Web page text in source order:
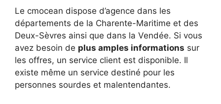
Le cmocean dispose d’agence dans les
départements de la Charente-Maritime et des
Deux-Sèvres ainsi que dans la Vendée. Si vous
avez besoin de plus amples informations sur
les offres, un service client est disponible. Il
existe même un service destiné pour les
personnes sourdes et malentendantes.